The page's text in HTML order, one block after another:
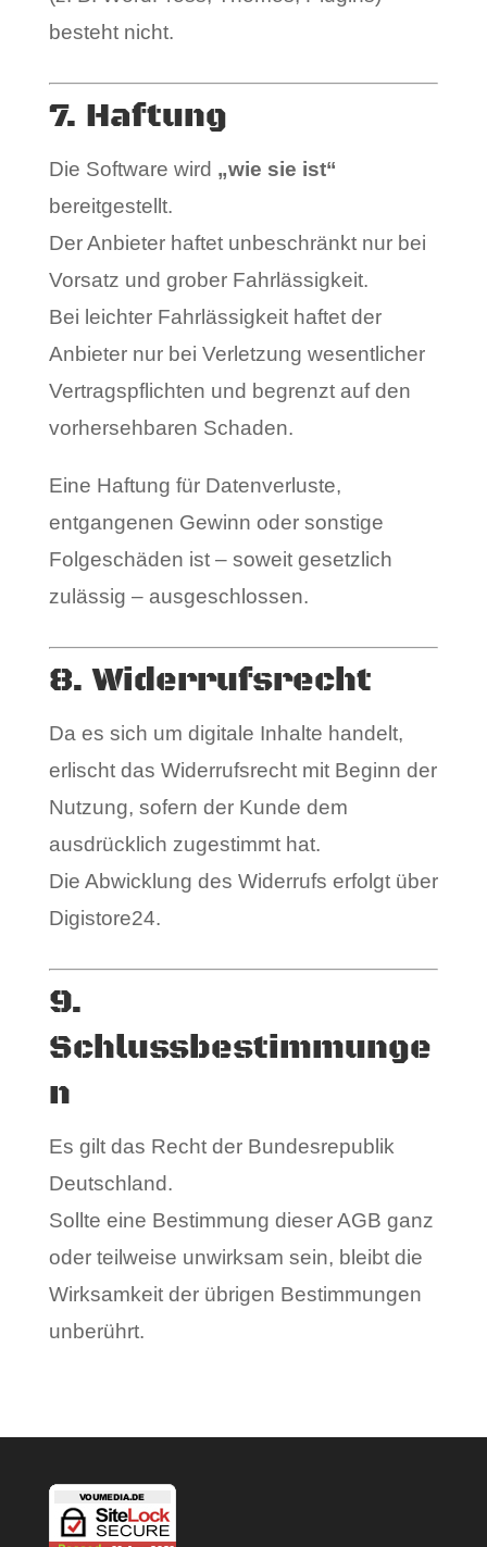
besteht nicht.
7. Haftung
Die Software wird „wie sie ist“
bereitgestellt.
Der Anbieter haftet unbeschränkt nur bei
Vorsatz und grober Fahrlässigkeit.
Bei leichter Fahrlässigkeit haftet der
Anbieter nur bei Verletzung wesentlicher
Vertragspflichten und begrenzt auf den
vorhersehbaren Schaden.
Eine Haftung für Datenverluste,
entgangenen Gewinn oder sonstige
Folgeschäden ist – soweit gesetzlich
zulässig – ausgeschlossen.
8. Widerrufsrecht
Da es sich um digitale Inhalte handelt,
erlischt das Widerrufsrecht mit Beginn der
Nutzung, sofern der Kunde dem
ausdrücklich zugestimmt hat.
Die Abwicklung des Widerrufs erfolgt über
Digistore24.
9.
Schlussbestimmunge
n
Es gilt das Recht der Bundesrepublik
Deutschland.
Sollte eine Bestimmung dieser AGB ganz
oder teilweise unwirksam sein, bleibt die
Wirksamkeit der übrigen Bestimmungen
unberührt.